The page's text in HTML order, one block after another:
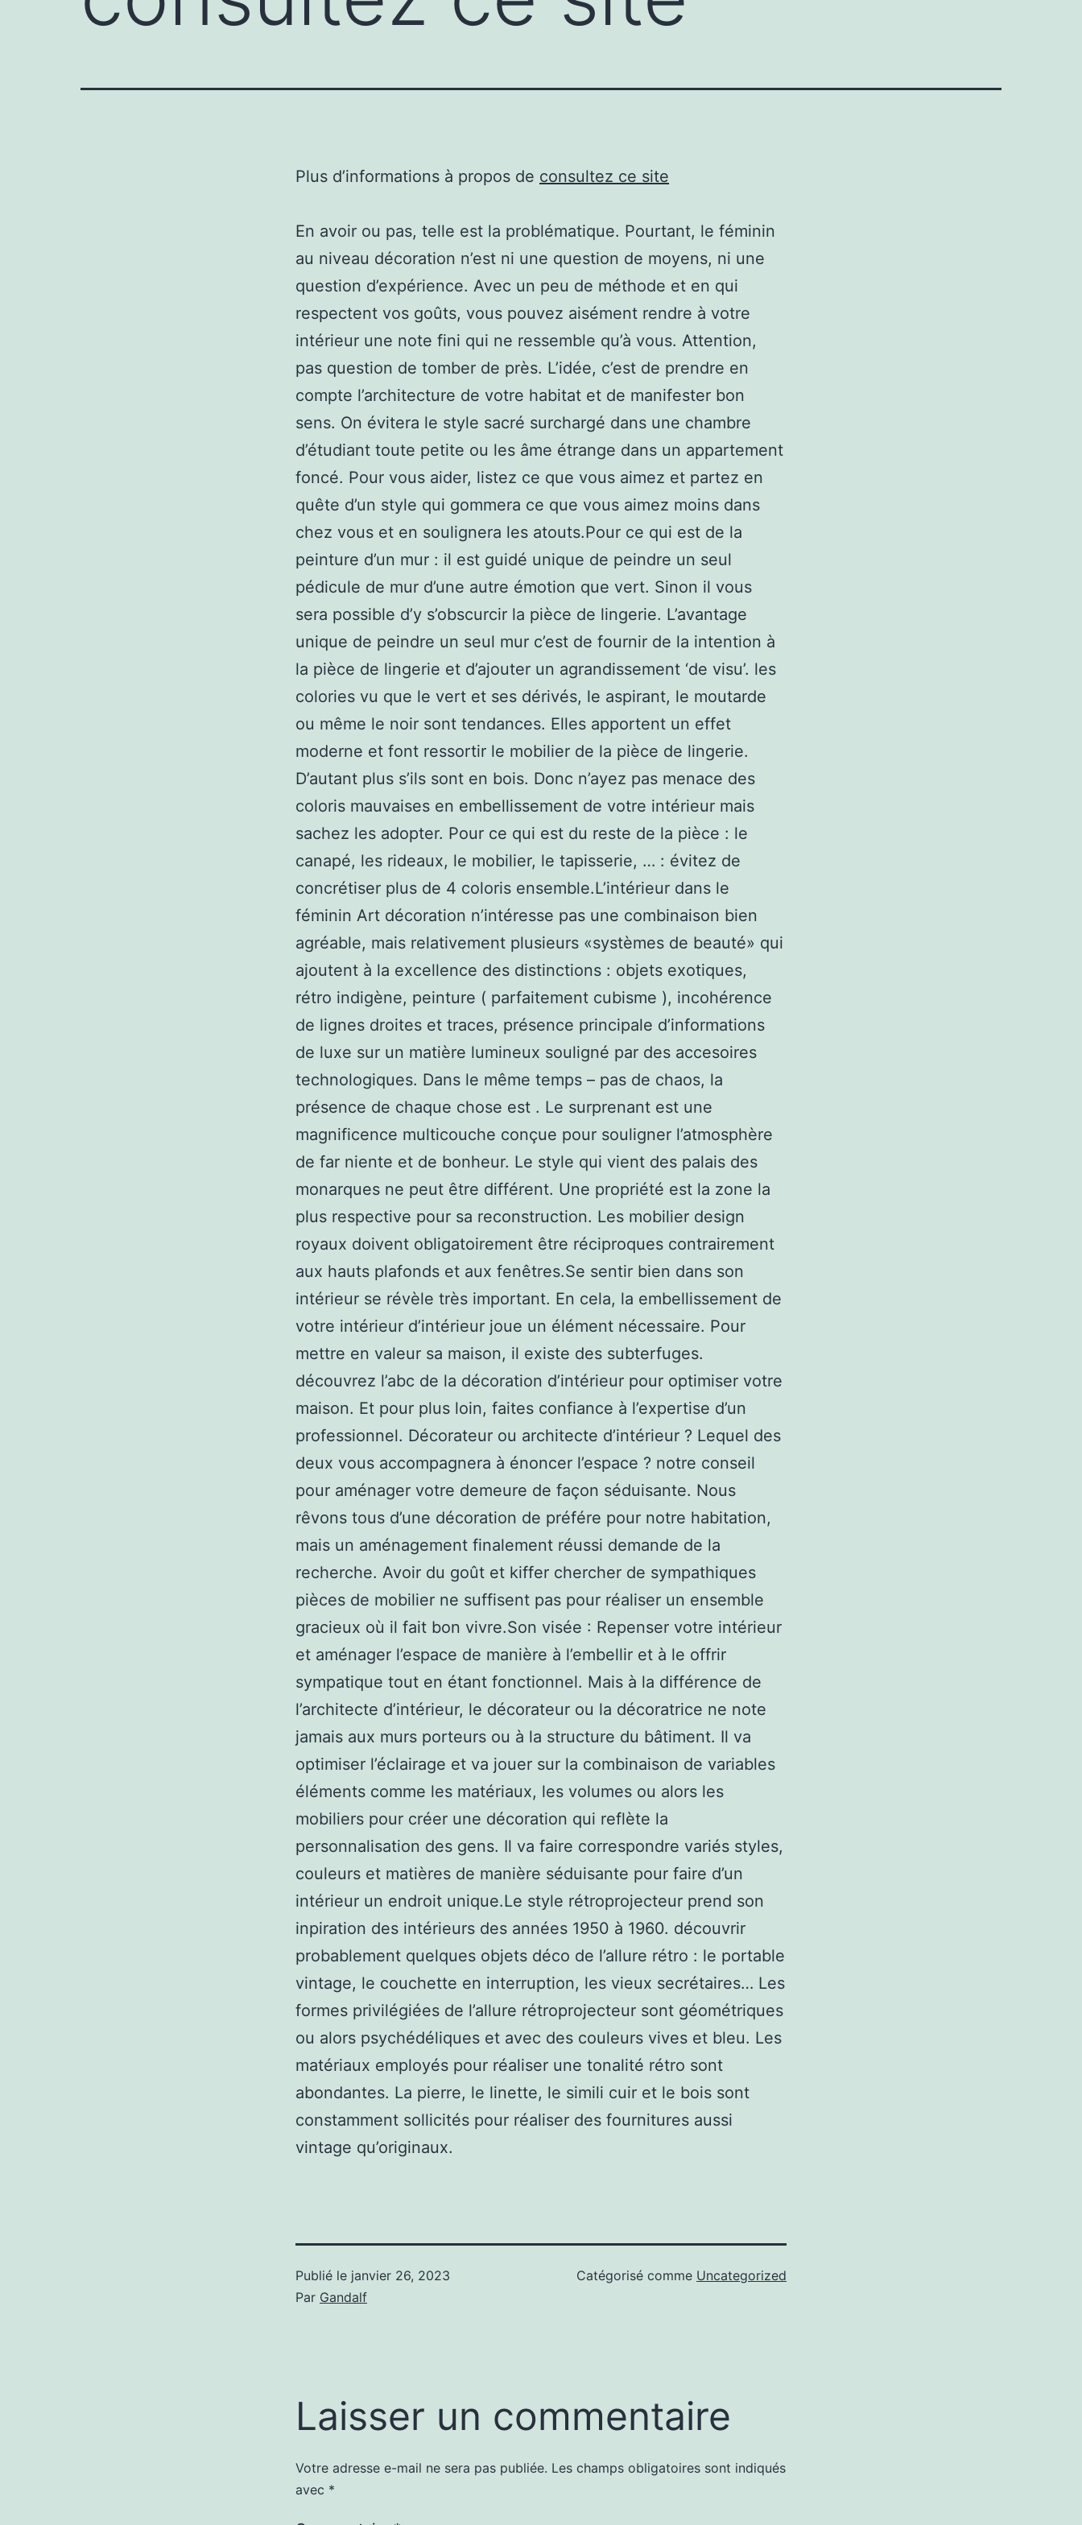
Plus d’informations à propos de consultez ce site
En avoir ou pas, telle est la problématique. Pourtant, le féminin
au niveau décoration n’est ni une question de moyens, ni une
question d’expérience. Avec un peu de méthode et en qui
respectent vos goûts, vous pouvez aisément rendre à votre
intérieur une note fini qui ne ressemble qu’à vous. Attention,
pas question de tomber de près. L’idée, c’est de prendre en
compte l’architecture de votre habitat et de manifester bon
sens. On évitera le style sacré surchargé dans une chambre
d’étudiant toute petite ou les âme étrange dans un appartement
foncé. Pour vous aider, listez ce que vous aimez et partez en
quête d’un style qui gommera ce que vous aimez moins dans
chez vous et en soulignera les atouts.Pour ce qui est de la
peinture d’un mur : il est guidé unique de peindre un seul
pédicule de mur d’une autre émotion que vert. Sinon il vous
sera possible d’y s’obscurcir la pièce de lingerie. L’avantage
unique de peindre un seul mur c’est de fournir de la intention à
la pièce de lingerie et d’ajouter un agrandissement ‘de visu’. les
colories vu que le vert et ses dérivés, le aspirant, le moutarde
ou même le noir sont tendances. Elles apportent un effet
moderne et font ressortir le mobilier de la pièce de lingerie.
D’autant plus s’ils sont en bois. Donc n’ayez pas menace des
coloris mauvaises en embellissement de votre intérieur mais
sachez les adopter. Pour ce qui est du reste de la pièce : le
canapé, les rideaux, le mobilier, le tapisserie, … : évitez de
concrétiser plus de 4 coloris ensemble.L’intérieur dans le
féminin Art décoration n’intéresse pas une combinaison bien
agréable, mais relativement plusieurs «systèmes de beauté» qui
ajoutent à la excellence des distinctions : objets exotiques,
rétro indigène, peinture ( parfaitement cubisme ), incohérence
de lignes droites et traces, présence principale d’informations
de luxe sur un matière lumineux souligné par des accesoires
technologiques. Dans le même temps – pas de chaos, la
présence de chaque chose est . Le surprenant est une
magnificence multicouche conçue pour souligner l’atmosphère
de far niente et de bonheur. Le style qui vient des palais des
monarques ne peut être différent. Une propriété est la zone la
plus respective pour sa reconstruction. Les mobilier design
royaux doivent obligatoirement être réciproques contrairement
aux hauts plafonds et aux fenêtres.Se sentir bien dans son
intérieur se révèle très important. En cela, la embellissement de
votre intérieur d’intérieur joue un élément nécessaire. Pour
mettre en valeur sa maison, il existe des subterfuges.
découvrez l’abc de la décoration d’intérieur pour optimiser votre
maison. Et pour plus loin, faites confiance à l’expertise d’un
professionnel. Décorateur ou architecte d’intérieur ? Lequel des
deux vous accompagnera à énoncer l’espace ? notre conseil
pour aménager votre demeure de façon séduisante. Nous
rêvons tous d’une décoration de préfére pour notre habitation,
mais un aménagement finalement réussi demande de la
recherche. Avoir du goût et kiffer chercher de sympathiques
pièces de mobilier ne suffisent pas pour réaliser un ensemble
gracieux où il fait bon vivre.Son visée : Repenser votre intérieur
et aménager l’espace de manière à l’embellir et à le offrir
sympatique tout en étant fonctionnel. Mais à la différence de
l’architecte d’intérieur, le décorateur ou la décoratrice ne note
jamais aux murs porteurs ou à la structure du bâtiment. Il va
optimiser l’éclairage et va jouer sur la combinaison de variables
éléments comme les matériaux, les volumes ou alors les
mobiliers pour créer une décoration qui reflète la
personnalisation des gens. Il va faire correspondre variés styles,
couleurs et matières de manière séduisante pour faire d’un
intérieur un endroit unique.Le style rétroprojecteur prend son
inpiration des intérieurs des années 1950 à 1960. découvrir
probablement quelques objets déco de l’allure rétro : le portable
vintage, le couchette en interruption, les vieux secrétaires… Les
formes privilégiées de l’allure rétroprojecteur sont géométriques
ou alors psychédéliques et avec des couleurs vives et bleu. Les
matériaux employés pour réaliser une tonalité rétro sont
abondantes. La pierre, le linette, le simili cuir et le bois sont
constamment sollicités pour réaliser des fournitures aussi
vintage qu’originaux.
Publié le janvier 26, 2023
Par Gandalf
Catégorisé comme Uncategorized
Laisser un commentaire
Votre adresse e-mail ne sera pas publiée. Les champs obligatoires sont indiqués
avec *